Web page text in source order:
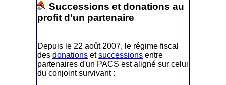
Successions et donations au
profit d'un partenaire
Depuis le 22 août 2007, le régime fiscal
des donations etsuccessions entre
partenaires d'un PACS est aligné sur celui
du conjoint survivant :